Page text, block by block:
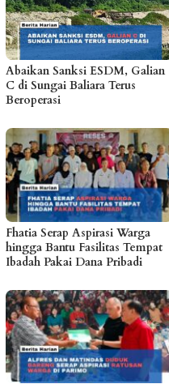
Abaikan Sanksi ESDM, Galian
C di Sungai Baliara Terus
Beroperasi
Fhatia Serap Aspirasi Warga
hingga Bantu Fasilitas Tempat
Ibadah Pakai Dana Pribadi